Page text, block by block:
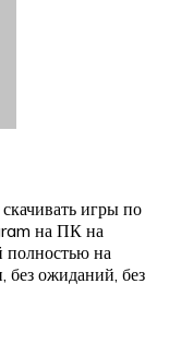
игры по
на ПК на
полностью на
без ожиданий, без